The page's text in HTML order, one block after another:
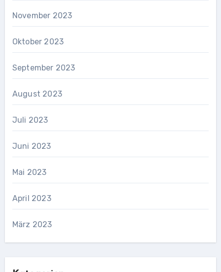
November 2023
Oktober 2023
September 2023
August 2023
Juli 2023
Juni 2023
Mai 2023
April 2023
März 2023